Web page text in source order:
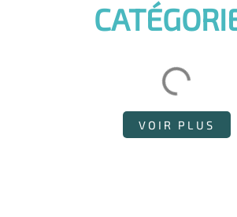
VOIR PLUS